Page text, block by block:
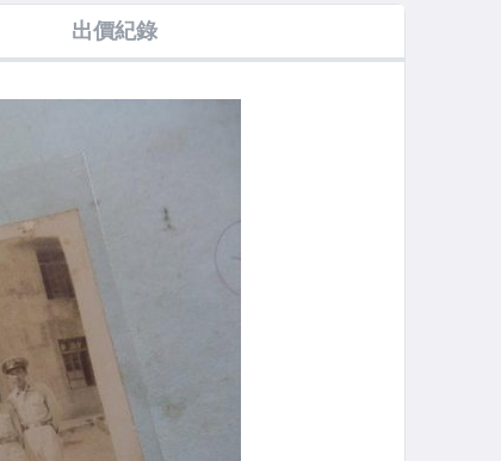
出價紀錄